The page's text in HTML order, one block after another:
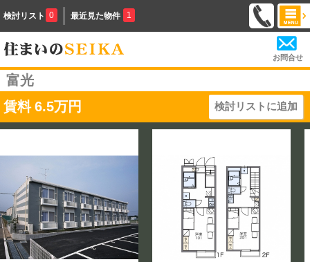
検討リスト 0 最近見た物件 1
お問合せ
富光
賃料 6.5万円 検討リストに追加